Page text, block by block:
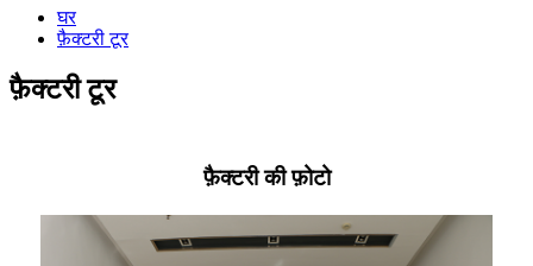
घर
फ़ैक्टरी टूर
फ़ैक्टरी टूर
फ़ैक्टरी की फ़ोटो